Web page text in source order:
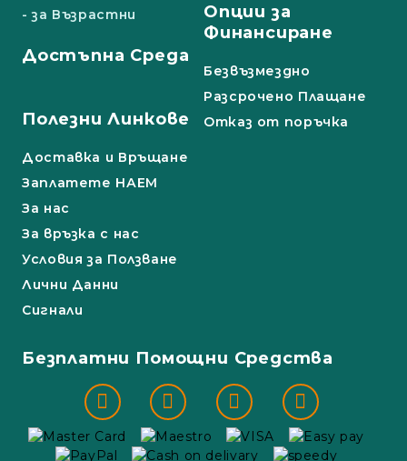
- за Възрастни
Достъпна Среда
Опции за
Финансиране
Безвъзмездно
Разсрочено Плащане
Полезни Линкове
Доставка и Връщане
Заплатете НАЕМ
За нас
За връзка с нас
Условия за Ползване
Лични Данни
Сигнали
Отказ от поръчка
Безплатни Помощни Средства